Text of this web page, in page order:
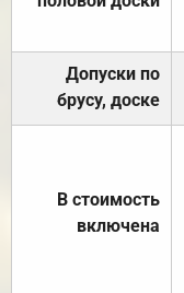
Допуски по
брусу, доске
В стоимость
включена